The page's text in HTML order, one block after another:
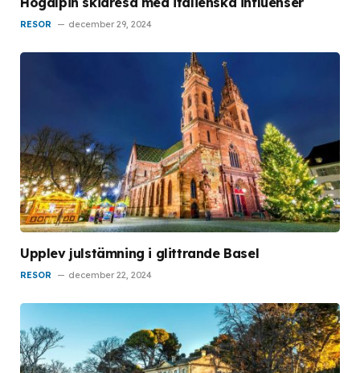
RESOR december 29, 2024
Upplev julstämning i glittrande Basel
RESOR december 22, 2024